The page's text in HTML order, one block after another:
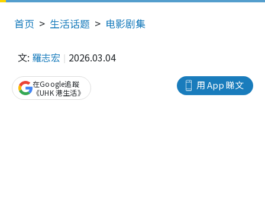
首页 生活话题 电影剧集
文: 羅志宏 2026.03.04
用 App 睇文
在Google追蹤
《UHK 港生活》